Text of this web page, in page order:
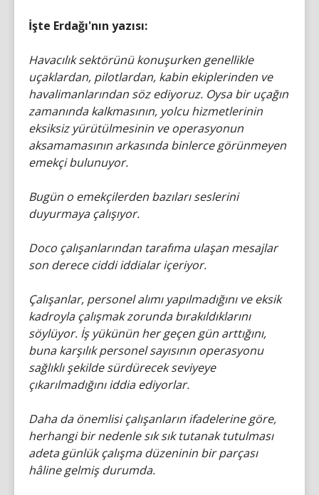
İşte Erdağı'nın yazısı:
Havacılık sektörünü konuşurken genellikle
uçaklardan, pilotlardan, kabin ekiplerinden ve
havalimanlarından söz ediyoruz. Oysa bir uçağın
zamanında kalkmasının, yolcu hizmetlerinin
eksiksiz yürütülmesinin ve operasyonun
aksamamasının arkasında binlerce görünmeyen
emekçi bulunuyor.
Bugün o emekçilerden bazıları seslerini
duyurmaya çalışıyor.
Doco çalışanlarından tarafıma ulaşan mesajlar
son derece ciddi iddialar içeriyor.
Çalışanlar, personel alımı yapılmadığını ve eksik
kadroyla çalışmak zorunda bırakıldıklarını
söylüyor. İş yükünün her geçen gün arttığını,
buna karşılık personel sayısının operasyonu
sağlıklı şekilde sürdürecek seviyeye
çıkarılmadığını iddia ediyorlar.
Daha da önemlisi çalışanların ifadelerine göre,
herhangi bir nedenle sık sık tutanak tutulması
adeta günlük çalışma düzeninin bir parçası
hâline gelmiş durumda.